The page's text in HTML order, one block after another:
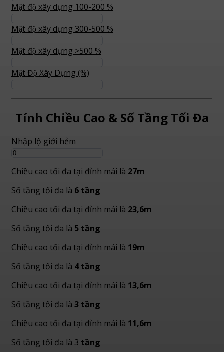
Mật độ xây dựng 100-200 %
Mật độ xây dựng 300-500 %
Mật độ xây dựng >500 %
Mật Độ Xây Dựng (%)
Tính Chiều Cao & Số Tầng Tối Đa
Nhập lộ giới hẻm
Chiều cao tối đa tại đỉnh mái là 27m
Số tầng tối đa là 6 tầng
Chiều cao tối đa tại đỉnh mái là 23,6m
Số tầng tối đa là 5 tầng
Chiều cao tối đa tại đỉnh mái là 19m
Số tầng tối đa là 4 tầng
Chiều cao tối đa tại đỉnh mái là 13,6m
Số tầng tối đa là 3 tầng
Chiều cao tối đa tại đỉnh mái là 11,6m
Số tầng tối đa là 3 tầng